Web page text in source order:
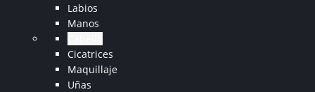
Labios
Manos
Cicatrices
Maquillaje
Uñas